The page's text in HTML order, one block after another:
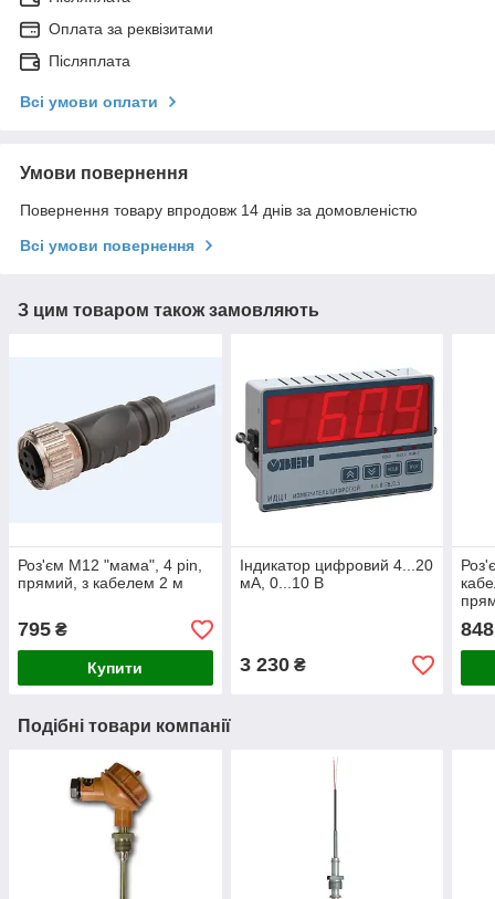
Оплата за реквізитами
Післяплата
Всі умови оплати
Умови повернення
Повернення товару впродовж 14 днів за домовленістю
Всі умови повернення
З цим товаром також замовляють
Роз'єм M12 "мама", 4 pin,
прямий, з кабелем 2 м
795 ₴
Купити
Індикатор цифровий 4...20
мА, 0...10 В
3 230₴
848
Подібні товари компанії